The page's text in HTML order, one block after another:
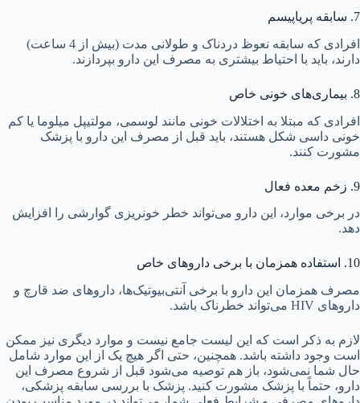
7. سابقه پریاپیسم
افرادی که سابقه نعوظ دردناک و طولانی مدت (بیش از 4 ساعت)
دارند، باید با احتیاط بیشتری به مصرف این دارو بپردازند.
8. بیماری‌های خونی خاص
افرادی که مبتلا به اختلالات خونی مانند لوسمی، مولتیپل میلوما یا کم
خونی داسی شکل هستند، باید قبل از مصرف این دارو با پزشک
مشورت کنند.
9. زخم معده فعال
در برخی موارد، این دارو می‌تواند خطر خونریزی گوارشی را افزایش
دهد.
10. استفاده همزمان با برخی داروهای خاص
مصرف همزمان این دارو با برخی آنتی‌بیوتیک‌ها، داروهای ضد قارچ و
داروهای HIV می‌تواند خطرناک باشد.
لازم به ذکر است که این لیست جامع نیست و موارد دیگری نیز ممکن
است وجود داشته باشد. همچنین، حتی اگر هیچ یک از این موارد شامل
حال شما نمی‌شود، باز هم توصیه می‌شود قبل از شروع مصرف این
دارو، حتماً با پزشک مشورت کنید. پزشک با بررسی سابقه پزشکی،